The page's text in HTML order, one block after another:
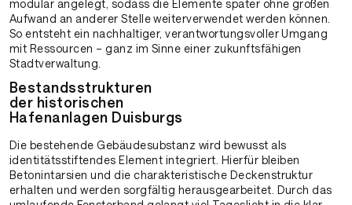
modular angelegt, sodass die Elemente später ohne großen
Aufwand an anderer Stelle weiterverwendet werden können.
So entsteht ein nachhaltiger, verantwortungsvoller Umgang
mit Ressourcen – ganz im Sinne einer zukunftsfähigen
Stadtverwaltung.
Bestandsstrukturen
der historischen
Hafenanlagen Duisburgs
Die bestehende Gebäudesubstanz wird bewusst als
identitätsstiftendes Element integriert. Hierfür bleiben
Betonintarsien und die charakteristische Deckenstruktur
erhalten und werden sorgfältig herausgearbeitet. Durch das